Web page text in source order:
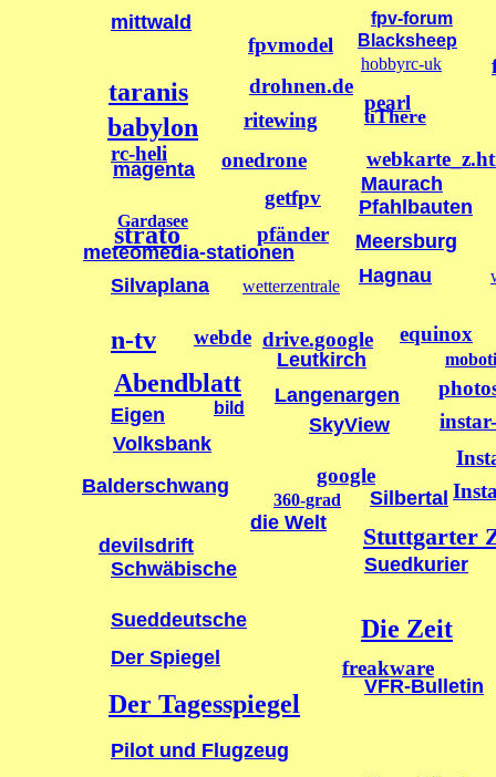
360-grad
drohnen.de
pfänder
freakware
wetterzentrale
hobbyrc-uk
drive.google
Gardasee
Maurach
rc-heli
Pfahlbauten
Meersburg
magenta
Hagnau
meteomedia-stationen
Leutkirch
Silvaplana
Eigen
Langenargen
Balderschwang
SkyView
devilsdrift
Silbertal
Volksbank
Der Tagesspiegel
Pilot und Flugzeug
Der Spiegel
die Welt
VFR-Bulletin
Sueddeutsche
Schwäbische Suedkurier
Die Zeit
Stuttgarter
pearl
n-tv
Abendblatt
mittwald fpv-forum
Blacksheep
bild
uThere
onedrone
equinox
fpvmodel
webde
ritewing
getfpv
google
taranis
babylon
strato